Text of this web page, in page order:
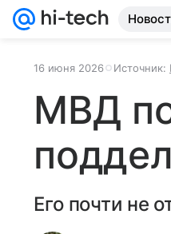
16 июня 2026 Источник:
МВД
Его почти не